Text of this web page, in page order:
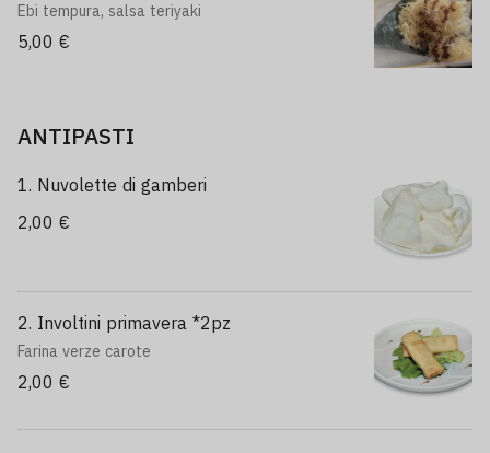
Ebi tempura, salsa teriyaki
5,00 €
ANTIPASTI
1. Nuvolette di gamberi
2,00 €
2. Involtini primavera *2pz
Farina verze carote
2,00 €